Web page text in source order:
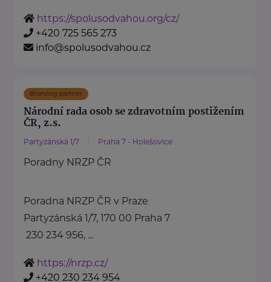
https://spolusodvahou.org/cz/
+420 725 565 273
info@spolusodvahou.cz
Bronzový partner
Národní rada osob se zdravotním postižením
ČR, z.s.
Partyzánská 1/7 Praha 7 - Holešovice
Poradny NRZP ČR
Poradna NRZP ČR v Praze
Partyzánská 1/7, 170 00 Praha 7
230 234 956, ...
https://nrzp.cz/
+420 230 234 954